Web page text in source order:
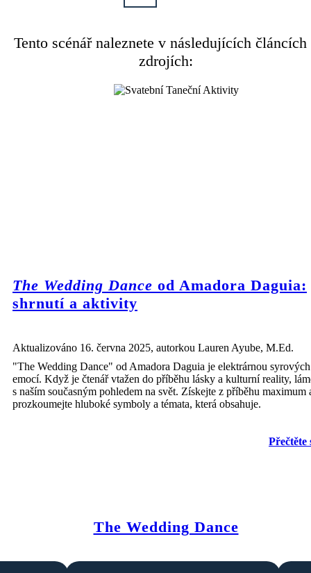
Tento scénář naleznete v následujících článcích
zdrojích:
The Wedding Dance od Amadora Daguia:
shrnutí a aktivity
Aktualizováno 16. června 2025, autorkou Lauren Ayube, M.Ed.
"The Wedding Dance" od Amadora Daguia je elektrárnou syrových
emocí. Když je čtenář vtažen do příběhu lásky a kulturní reality,
s naším současným pohledem na svět. Získejte z příběhu maximum
prozkoumejte hluboké symboly a témata, která obsahuje.
Přečtěte
The Wedding Dance